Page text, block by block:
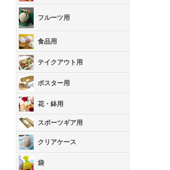
フルーツ用
食品用
テイクアウト用
ポスター用
花・鉢用
スポーツギア用
クリアケース
袋